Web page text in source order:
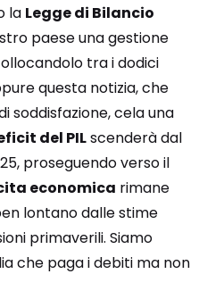
la Legge di Bilancio
paese una gestione
tra i dodici
questa notizia, che
soddisfazione, cela una
del PILscenderà dal
proseguendo verso il
economica rimane
lontano dalle stime
primaverili. Siamo
che paga i debiti ma non